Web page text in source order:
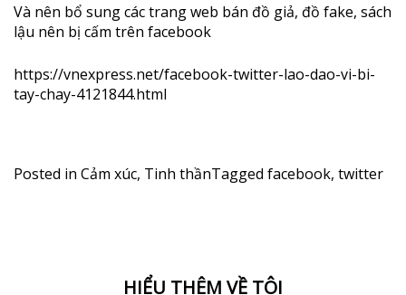
Và nên bổ sung các trang web bán đồ giả, đồ fake, sách
lậu nên bị cấm trên facebook
https://vnexpress.net/facebook-twitter-lao-dao-vi-bi-
tay-chay-4121844.html
Posted in Cảm xúc, Tinh thầnTagged facebook, twitter
HIỂU THÊM VỀ TÔI